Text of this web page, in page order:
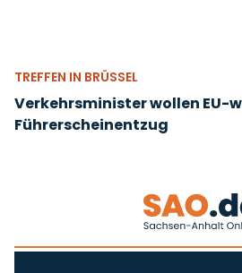
TREFFEN IN BRÜSSEL
Verkehrsminister wollen EU-
Führerscheinentzug